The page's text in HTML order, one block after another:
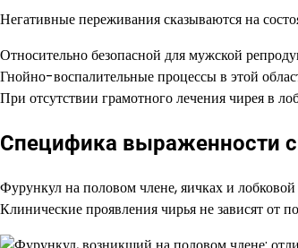
Негативные переживания сказываются на
Относительно безопасной для мужской
Гнойно-воспалительные процессы в этой
При отсутствии грамотного лечения чирея в
Специфика выраженности
Фурункул на половом члене, яичках и
Клинические проявления чирья не зависят от